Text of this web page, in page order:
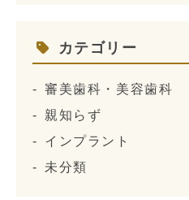
カテゴリー
審美歯科・美容歯科
親知らず
インプラント
未分類